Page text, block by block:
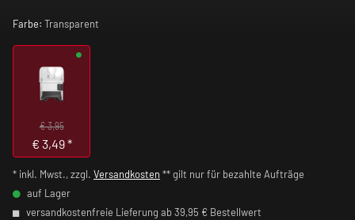
Farbe: Transparent
€ 3,95
€ 3,49*
* inkl. Mwst., zzgl. Versandkosten ** gilt nur für bezahlte Aufträge
auf Lager
versandkostenfreie Lieferung ab 39,95 € Bestellwert